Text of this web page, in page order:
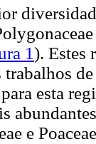
1). Estes
trabalhos
esta
e